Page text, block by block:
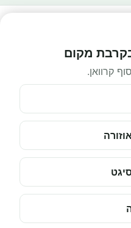
בקרבת מקום
קרוואן.